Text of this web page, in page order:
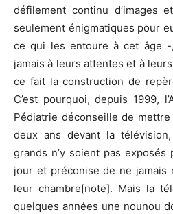
défilement continu d’images
seulement énigmatiques pour
ce qui les entoure à cet âge -
jamais à leurs attentes et à
ce fait la construction de
C’est pourquoi, depuis 1999,
Pédiatrie déconseille de
deux ans devant la
grands n’y soient pas
jour et préconise de ne jamais
leur chambre[note]. Mais la
quelques années une nounou